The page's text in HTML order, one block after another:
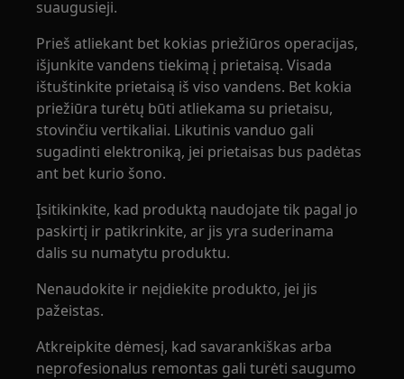
suaugusieji.
Prieš atliekant bet kokias priežiūros operacijas,
išjunkite vandens tiekimą į prietaisą. Visada
ištuštinkite prietaisą iš viso vandens. Bet kokia
priežiūra turėtų būti atliekama su prietaisu,
stovinčiu vertikaliai. Likutinis vanduo gali
sugadinti elektroniką, jei prietaisas bus padėtas
ant bet kurio šono.
Įsitikinkite, kad produktą naudojate tik pagal jo
paskirtį ir patikrinkite, ar jis yra suderinama
dalis su numatytu produktu.
Nenaudokite ir neįdiekite produkto, jei jis
pažeistas.
Atkreipkite dėmesį, kad savarankiškas arba
neprofesionalus remontas gali turėti saugumo